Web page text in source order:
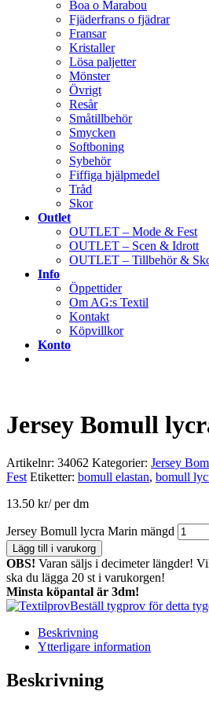
Boa o Marabou
Fjäderfrans o fjädrar
Fransar
Kristaller
Lösa paljetter
Mönster
Övrigt
Resår
Småtillbehör
Smycken
Softboning
Sybehör
Fiffiga hjälpmedel
Tråd
Skor
Outlet
OUTLET – Mode & Fest
OUTLET – Scen & Idrott
OUTLET – Tillbehör &
Info
Öppettider
Om AG:s Textil
Kontakt
Köpvillkor
Konto
Jersey Bomull
Artikelnr: 34062 Kategorier: Jersey
Fest Etiketter: bomull elastan, bomull
13.50 kr/ per dm
Jersey Bomull lycra Marin mängd
Lägg till i varukorg
OBS! Varan säljs i decimeter längder!
ska du lägga 20 st i varukorgen!
Minsta köpantal är 3dm!
Beställ tygprov för detta
Beskrivning
Ytterligare information
Beskrivning